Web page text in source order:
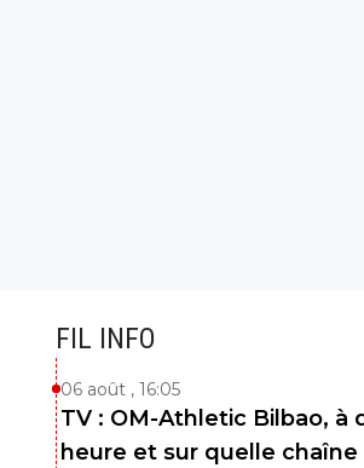
FIL INFO
06 août , 16:05
TV : OM-Athletic Bilbao, à
heure et sur quelle chaîne